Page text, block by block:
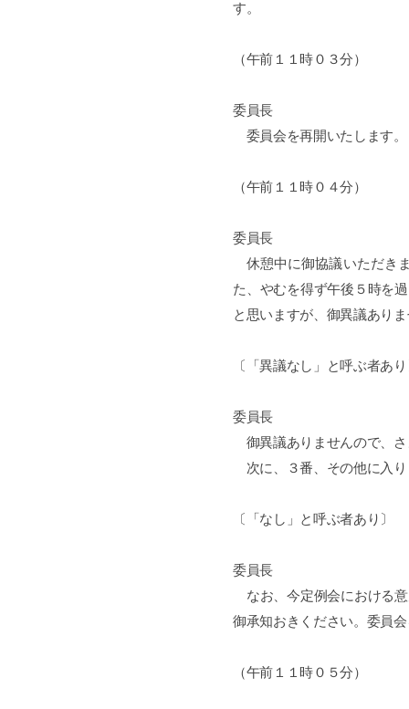
す。
（午前１１時０３分）
委員長
委員会を再開いたします。
（午前１１時０４分）
委員長
休憩中に御協議いただき
た、やむを得ず午後５時を
と思いますが、御異議あり
〔「異議なし」と呼ぶ者あ
委員長
御異議ありませんので、
次に、３番、その他に入り
〔「なし」と呼ぶ者あり〕
委員長
なお、今定例会における
御承知おきください。委員
（午前１１時０５分）